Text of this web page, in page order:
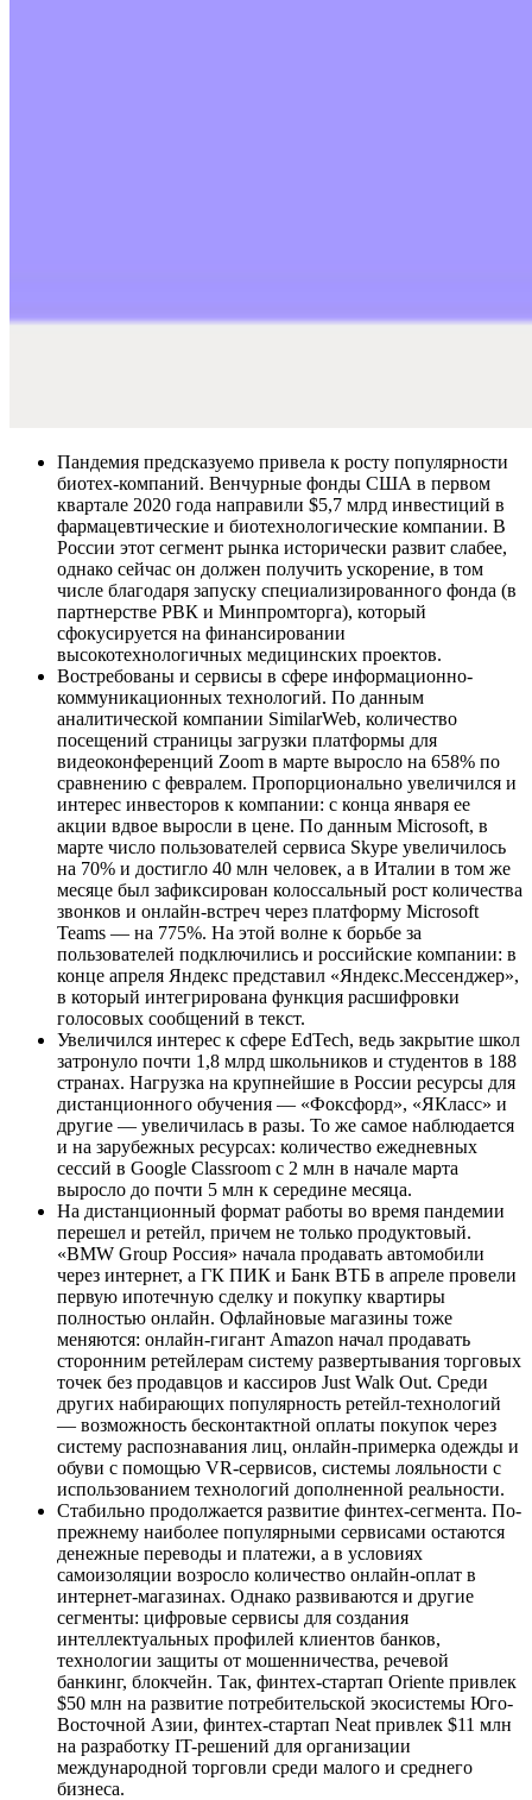
Пандемия предсказуемо привела к росту популярности
биотех-компаний. Венчурные фонды США в первом
квартале 2020 года направили $5,7 млрд инвестиций в
фармацевтические и биотехнологические компании. В
России этот сегмент рынка исторически развит слабее,
однако сейчас он должен получить ускорение, в том
числе благодаря запуску специализированного фонда (в
партнерстве РВК и Минпромторга), который
сфокусируется на финансировании
высокотехнологичных медицинских проектов.
Востребованы и сервисы в сфере информационно-
коммуникационных технологий. По данным
аналитической компании SimilarWeb, количество
посещений страницы загрузки платформы для
видеоконференций Zoom в марте выросло на 658% по
сравнению с февралем. Пропорционально увеличился и
интерес инвесторов к компании: с конца января ее
акции вдвое выросли в цене. По данным Microsoft, в
марте число пользователей сервиса Skype увеличилось
на 70% и достигло 40 млн человек, а в Италии в том же
месяце был зафиксирован колоссальный рост количества
звонков и онлайн-встреч через платформу Microsoft
Teams — на 775%. На этой волне к борьбе за
пользователей подключились и российские компании: в
конце апреля Яндекс представил «Яндекс.Мессенджер»,
в который интегрирована функция расшифровки
голосовых сообщений в текст.
Увеличился интерес к сфере EdTech, ведь закрытие школ
затронуло почти 1,8 млрд школьников и студентов в 188
странах. Нагрузка на крупнейшие в России ресурсы для
дистанционного обучения — «Фоксфорд», «ЯКласс» и
другие — увеличилась в разы. То же самое наблюдается
и на зарубежных ресурсах: количество ежедневных
сессий в Google Classroom с 2 млн в начале марта
выросло до почти 5 млн к середине месяца.
На дистанционный формат работы во время пандемии
перешел и ретейл, причем не только продуктовый.
«BMW Group Россия» начала продавать автомобили
через интернет, а ГК ПИК и Банк ВТБ в апреле провели
первую ипотечную сделку и покупку квартиры
полностью онлайн. Офлайновые магазины тоже
меняются: онлайн-гигант Amazon начал продавать
сторонним ретейлерам систему развертывания торговых
точек без продавцов и кассиров Just Walk Out. Среди
других набирающих популярность ретейл-технологий
— возможность бесконтактной оплаты покупок через
систему распознавания лиц, онлайн-примерка одежды и
обуви с помощью VR-сервисов, системы лояльности с
использованием технологий дополненной реальности.
Стабильно продолжается развитие финтех-сегмента. По-
прежнему наиболее популярными сервисами остаются
денежные переводы и платежи, а в условиях
самоизоляции возросло количество онлайн-оплат в
интернет-магазинах. Однако развиваются и другие
сегменты: цифровые сервисы для создания
интеллектуальных профилей клиентов банков,
технологии защиты от мошенничества, речевой
банкинг, блокчейн. Так, финтех-стартап Oriente привлек
$50 млн на развитие потребительской экосистемы Юго-
Восточной Азии, финтех-стартап Neat привлек $11 млн
на разработку IT-решений для организации
международной торговли среди малого и среднего
бизнеса.